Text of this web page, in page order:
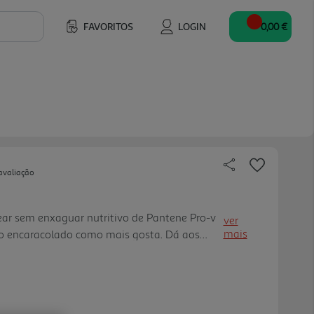
FAVORITOS LOGIN 0,00 €
sem enxaguar nutritivo de Pantene Pro-v
encaracolado como mais gosta. Dá aos
e uma finalização incrível. Este creme
ver
mais